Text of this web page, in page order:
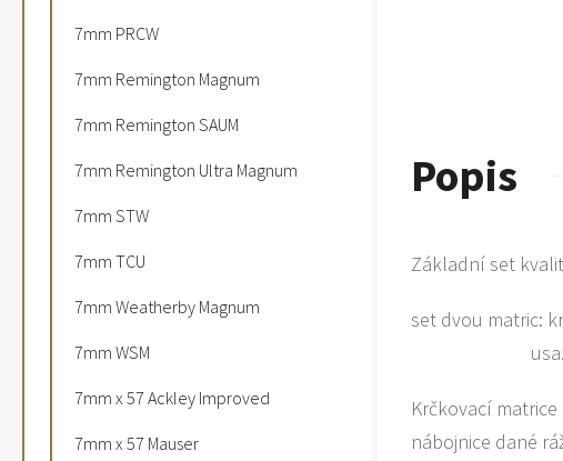
7mm PRCW
7mm Remington Magnum
7mm Remington SAUM
7mm Remington Ultra Magnum
7mm STW
7mm TCU
7mm Weatherby Magnum
7mm WSM
7mm x 57 Ackley Improved
7mm x 57 Mauser
Popis
Základní set
set dvou matric:
usazovací
Krčkovací
nábojnice dané